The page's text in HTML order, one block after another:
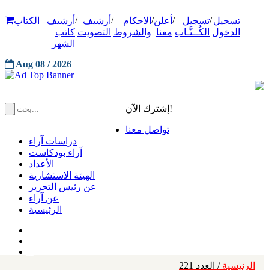
تسجيل
الدخول
/تسجيل
الكُــتَّـاب
/ أعلن
معنا
/ الاحكام
والشروط
/ أرشيف
التصويت
/ أرشيف
كاتب
الشهر
الكتاب
Aug 08 / 2026
إشترك الآن!
تواصل معنا
دراسات آراء
آراء بودكاست
الأعداد
الهيئة الاستشارية
عن رئيس التحرير
عن آراء
الرئيسية
الرئيسية / العدد 221